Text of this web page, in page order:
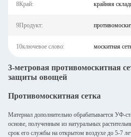
8Край: крайняя
9Продукт:
10ключевое слово: москитная
3-метровая противомоскитная
защиты овощей
Противомоскитная сетка
Материал дополнительно обрабатывается УФ-
основе, полученным из натуральных
срок его службы на открытом воздухе до 5-7